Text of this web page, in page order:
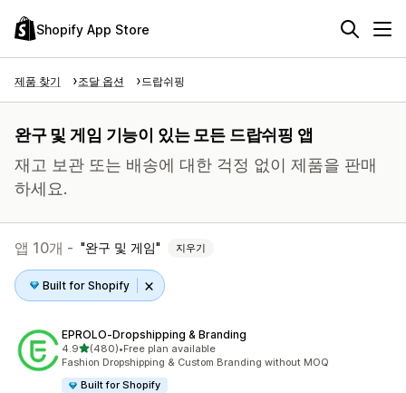
Shopify App Store
제품 찾기 조달 옵션 드랍쉬핑
완구 및 게임 기능이 있는 모든 드랍쉬핑 앱
재고 보관 또는 배송에 대한 걱정 없이 제품을 판매
하세요.
앱 10개 - 완구 및 게임 지우기
Built for Shopify
EPROLO‑Dropshipping & Branding
4.9별 5개 중
(480)
총 리뷰 480개
•Free plan available
Fashion Dropshipping & Custom Branding without MOQ
Built for Shopify